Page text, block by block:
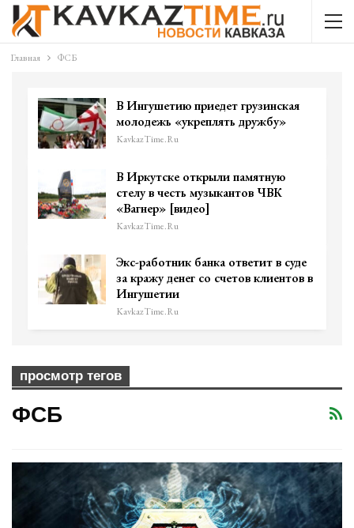
Главная ФСБ
В Ингушетию приедет грузинская
молодежь «укреплять дружбу»
KavkazTime.ru
В Иркутске открыли памятную
стелу в честь музыкантов ЧВК
«Вагнер» [видео]
KavkazTime.ru
Экс-работник банка ответит в суде
за кражу денег со счетов клиентов в
Ингушетии
KavkazTime.ru
просмотр тегов
ФСБ